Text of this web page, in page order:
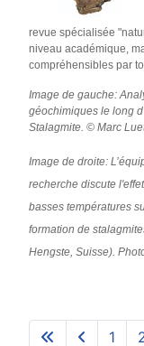
revue spécialisée
niveau académique,
compréhensibles par
Image de gauche:
géochimiques le long
Stalagmite. © Marc
Image de droite:
recherche discute
basses températures
formation de
Hengste, Suisse).
1